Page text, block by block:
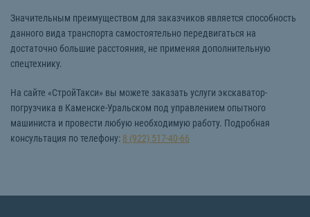
Значительным преимуществом для заказчиков является способность
данного вида транспорта самостоятельно передвигаться на
достаточно большие расстояния, не применяя дополнительную
спецтехнику.
На сайте «СтройТакси» вы можете заказать услуги экскаватор-
погрузчика в Каменске-Уральском под управлением опытного
машиниста и провести любую необходимую работу. Подробная
консультация по телефону: 8 (922) 517-40-66